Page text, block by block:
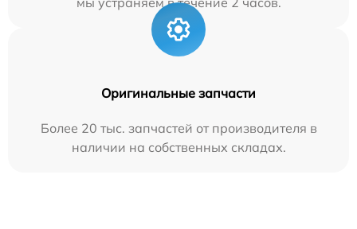
Оригинальные запчасти
Более 20 тыс. запчастей от производителя в
наличии на собственных складах.